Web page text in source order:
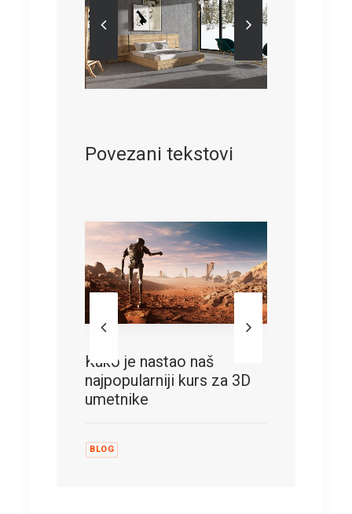
Povezani tekstovi
Kako je nastao naš
najpopularniji kurs za 3D
umetnike
BLOG